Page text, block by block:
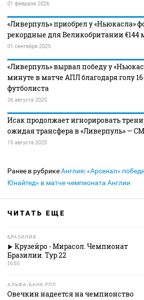
01 февраля 2026
«Ливерпуль» приобрел у «Ньюкасла»
рекордные для Великобритании €144
01 сентября 2025
«Ливерпуль» вырвал победу у
минуте в матче АПЛ благодаря голу
футболиста
26 августа 2025
Исак продолжает игнорировать
ожидая трансфера в «Ливерпуль» —
15 августа 2025
Ранее в рубрикеАнглия:«Арсенал»
Юнайтед» в матче чемпионата Англии
ЧИТАТЬ ЕЩЕ
БРАЗИЛИЯ
Крузейро - Мирасол. Чемпионат
Бразилии. Тур 22
16:50
АЛЬФА-БАНК РПЛ
Овечкин надеется на чемпионство